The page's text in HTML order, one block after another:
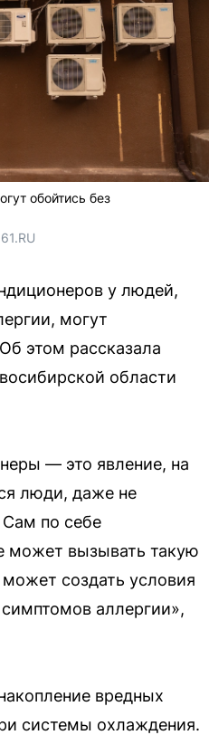
обойтись без
у людей,
могут
этом рассказала
области
— это явление, на
люди, даже не
по себе
может вызывать такую
создать условия
аллергии»,
вредных
системы охлаждения.